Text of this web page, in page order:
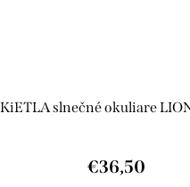
KiETLA slnečné okuliare
€36,50